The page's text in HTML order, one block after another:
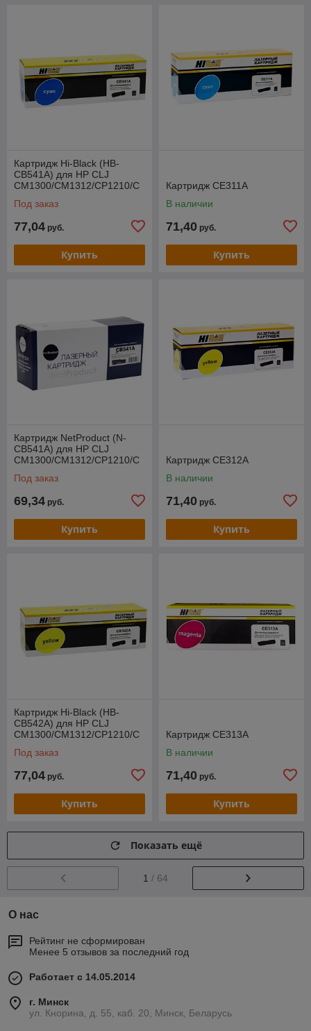
Картридж Hi-Black (HB-
CB541A) для HP CLJ
CM1300/CM1312/CP1210/C
Под заказ
77,04 руб.
Купить
Картридж CE311A
В наличии
71,40 руб.
Купить
Картридж NetProduct (N-
CB541A) для HP CLJ
CM1300/CM1312/CP1210/C
Под заказ
69,34 руб.
Купить
Картридж CE312A
В наличии
71,40 руб.
Купить
Картридж Hi-Black (HB-
CB542A) для HP CLJ
CM1300/CM1312/CP1210/C
Под заказ
77,04 руб.
Купить
Картридж CE313A
В наличии
71,40 руб.
Купить
Показать ещё
1 / 64
О нас
Рейтинг не сформирован
Менее 5 отзывов за последний год
Работает с 14.05.2014
г. Минск
ул. Кнорина, д. 55, каб. 20, Минск, Беларусь